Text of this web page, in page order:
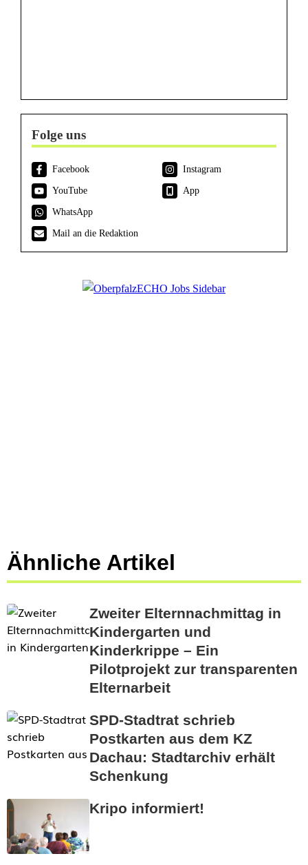
Folge uns
Facebook
Instagram
YouTube
App
WhatsApp
Mail an die Redaktion
Ähnliche Artikel
Zweiter Elternnachmittag in
Kindergarten und
Kinderkrippe – Ein
Pilotprojekt zur transparenten
Elternarbeit
SPD-Stadtrat schrieb
Postkarten aus dem KZ
Dachau: Stadtarchiv erhält
Schenkung
Kripo informiert!